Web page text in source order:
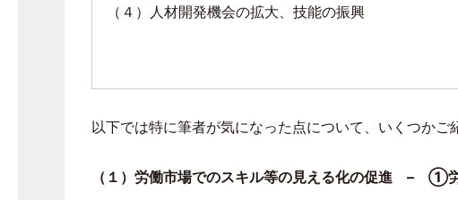
（４）人材開発機会の拡大、技能の振興
以下では特に筆者が気になった点について、いくつかご
（１）労働市場でのスキル等の見える化の促進 – ①労